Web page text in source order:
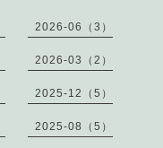
2026-06（3）
2026-03（2）
2025-12（5）
2025-08（5）